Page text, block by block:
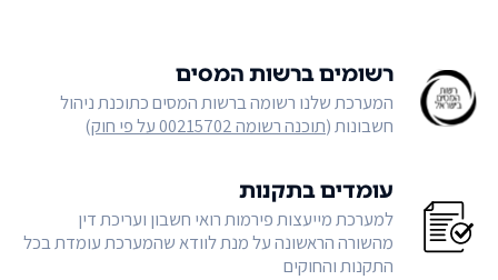
רשומים ברשות המסים
המערכת שלנו רשומה ברשות המסים כתוכנת ניהול
חשבונות (תוכנה רשומה 00215702 על פי חוק )
עומדים בתקנות
למערכת מייעצות פירמות רואי חשבון ועריכת דין
מהשורה הראשונה על מנת לוודא שהמערכת עומדת בכל
התקנות והחוקים